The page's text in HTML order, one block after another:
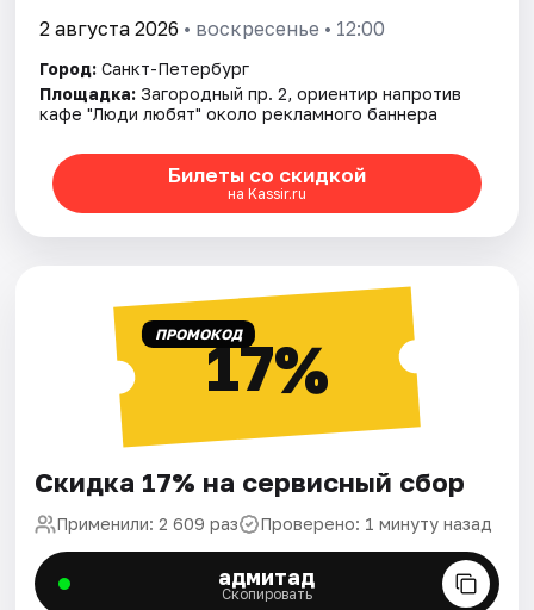
2 августа 2026 • воскресенье • 12:00
Город: Санкт-Петербург
Площадка: Загородный пр. 2, ориентир напротив
кафе "Люди любят" около рекламного баннера
Билеты со скидкой
на Kassir.ru
ПРОМОКОД17%
Скидка 17% на сервисный сбор
Применили: 2 609 раз Проверено: 1 минуту назад
адмитад
Скопировать